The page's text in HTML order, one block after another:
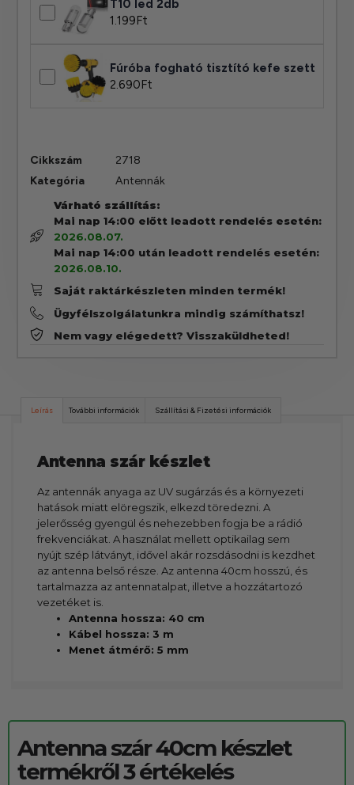
T10 led 2db
1.199Ft
Fúróba fogható tisztító kefe szett
2.690Ft
Cikkszám
2718
Kategória
Antennák
Várható szállítás:
Mai nap 14:00 előtt leadott rendelés esetén:
2026.08.07.
Mai nap 14:00 után leadott rendelés esetén:
2026.08.10.
Saját raktárkészleten minden termék!
Ügyfélszolgálatunkra mindig számíthatsz!
Nem vagy elégedett? Visszaküldheted!
Leírás További információk Szállítási & Fizetési információk
Antenna szár készlet
Az antennák anyaga az UV sugárzás és a környezeti
hatások miatt elöregszik, elkezd töredezni. A
jelerősség gyengül és nehezebben fogja be a rádió
frekvenciákat. A használat mellett optikailag sem
nyújt szép látványt, idővel akár rozsdásodni is kezdhet
az antenna belső része. Az antenna 40cm hosszú, és
tartalmazza az antennatalpat, illetve a hozzátartozó
vezetéket is.
Antenna hossza: 40 cm
Kábel hossza: 3 m
Menet átmérő: 5 mm
Antenna szár 40cm készlet
termékről 3 értékelés